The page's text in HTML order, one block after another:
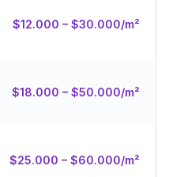
$12.000 – $30.000/m²
$18.000 – $50.000/m²
$25.000 – $60.000/m²